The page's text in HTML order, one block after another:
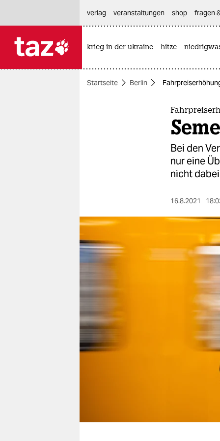
themen
berlin
nord
wahrheit
verlag
veranstaltungen
shop
genossenschaft
verlag
veranstaltungen shop fragen
krieg in der ukraine hitze
Startseite Berlin
Bei den
nur eine
nicht
16.8.2021